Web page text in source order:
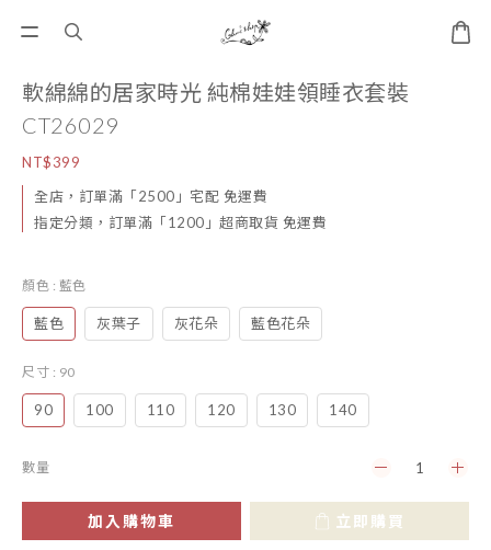
軟綿綿的居家時光 純棉娃娃領睡衣套裝
CT26029
NT$399
全店，訂單滿「2500」宅配 免運費
指定分類，訂單滿「1200」超商取貨 免運費
顏色 : 藍色
藍色 灰葉子 灰花朵 藍色花朵
尺寸 : 90
90 100 110 120 130 140
數量
加入購物車 立即購買